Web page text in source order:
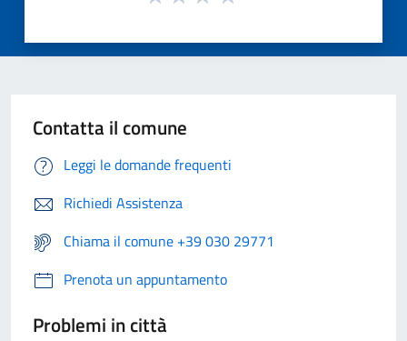
Contatta il comune
Leggi le domande frequenti
Richiedi Assistenza
Chiama il comune +39 030 29771
Prenota un appuntamento
Problemi in città